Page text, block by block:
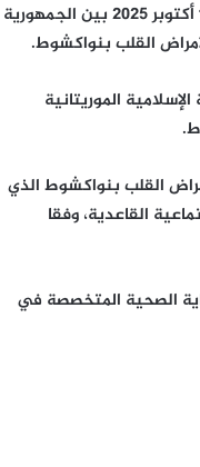
‐ مشروع قانون يسمح بالمصادقة على اتفاقية تمويل إطارية بصيغة البيع لأجل، موقعة بتاريخ 18 أكتوبر 2025 بين الجمهورية
القلب بنواكشوط.
بتاريخ 18 أكتوبر 2025 بين الجمهورية الإسلامية الموريتانية
القلب بنواكشوط الذي
القاعدية، وفقا
الصحية المتخصصة في